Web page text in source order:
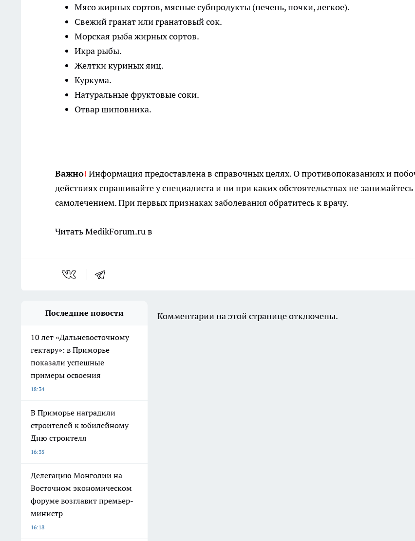
Мясо жирных сортов, мясные субпродукты (печень, почки, легкое).
Свежий гранат или гранатовый сок.
Морская рыба жирных сортов.
Икра рыбы.
Желтки куриных яиц.
Куркума.
Натуральные фруктовые соки.
Отвар шиповника.
Важно! Информация предоставлена в справочных целях. О противопоказаниях и
действиях спрашивайте у специалиста и ни при каких обстоятельствах не занимайтесь
самолечением. При первых признаках заболевания обратитесь к врачу.
Читать MedikForum.ru в
Последние новости
10 лет «Дальневосточному
гектару»: в Приморье
показали успешные
примеры освоения
18:34
В Приморье наградили
строителей к юбилейному
Дню строителя
16:35
Делегацию Монголии на
Восточном экономическом
форуме возглавит премьер-
министр
16:18
Комментарии на этой странице отключены.